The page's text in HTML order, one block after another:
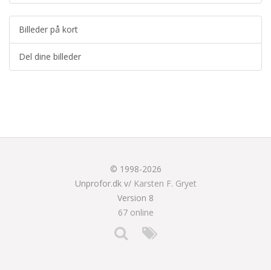
Billeder på kort
Del dine billeder
© 1998-2026
Unprofor.dk v/ Karsten F. Gryet
Version 8
67 online